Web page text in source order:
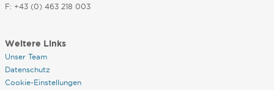
F: +43 (0) 463 218 003
Weitere Links
Unser Team
Datenschutz
Cookie-Einstellungen